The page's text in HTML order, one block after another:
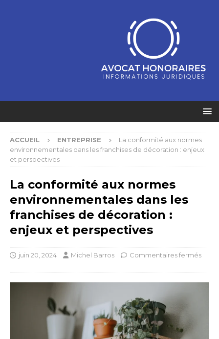
ACCUEIL ENTREPRISE
La conformité aux normes
environnementales dans les franchises de décoration : enjeux
et perspectives
La conformité aux normes
environnementales dans les
franchises de décoration :
enjeux et perspectives
juin 20, 2024 Michel Barros Commentaires fermés